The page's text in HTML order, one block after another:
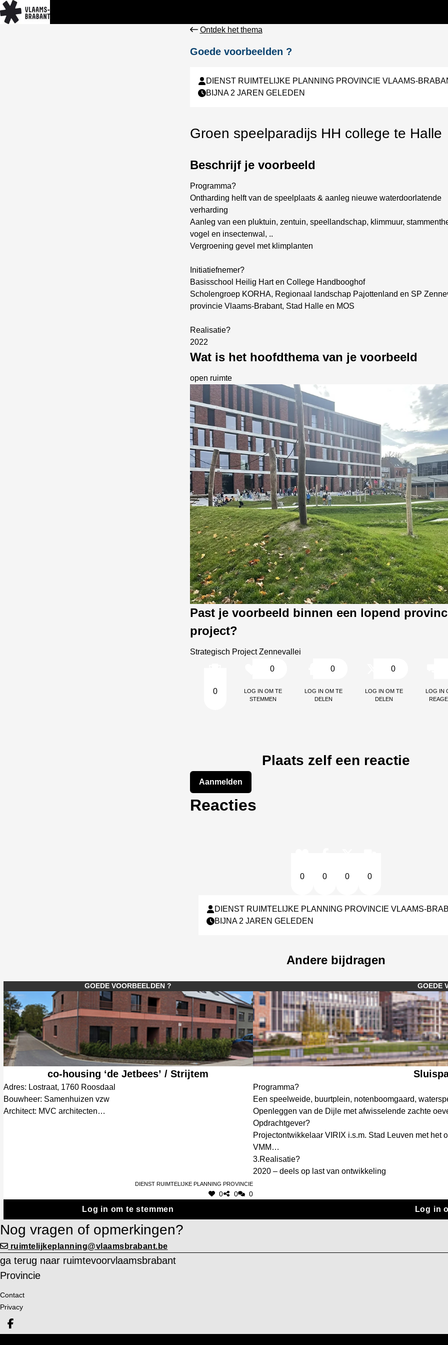
Ontdek het thema
Goede voorbeelden ?
DIENST RUIMTELIJKE PLANNING PROVINCIE VLAAMS-
BIJNA 2 JAREN GELEDEN
Groen speelparadijs HH college te Halle
Beschrijf je voorbeeld
Programma?
Ontharding helft van de speelplaats & aanleg nieuwe waterdoorlatende
verharding
Aanleg van een pluktuin, zentuin, speellandschap, klimmuur,
vogel en insectenwal, ..
Vergroening gevel met klimplanten
Initiatiefnemer?
Basisschool Heilig Hart en College Handbooghof
Scholengroep KORHA, Regionaal landschap Pajottenland en SP
provincie Vlaams-Brabant, Stad Halle en MOS
Realisatie?
2022
Wat is het hoofdthema van je voorbeeld
open ruimte
Past je voorbeeld binnen een lopend
project?
Strategisch Project Zennevallei
0
0
Log in om te
stemmen
0
Log in om te
delen
0
Log in om te
delen
Log in
Plaats zelf een reactie
Aanmelden
Reacties
0 0 0 0
DIENST RUIMTELIJKE PLANNING PROVINCIE VLAAMS-
BIJNA 2 JAREN GELEDEN
Andere bijdragen
GOEDE VOORBEELDEN ?
co-housing ‘de Jetbees’ / Strijtem
Adres: Lostraat, 1760 Roosdaal
Bouwheer: Samenhuizen vzw
Architect: MVC architecten
Dienst Ruimtelijke Planning Provincie
0 0 0
Log in om te stemmen
GOEDE
Programma?
Een speelweide, buurtplein, notenboomgaard,
Openleggen van de Dijle met afwisselende zachte
Opdrachtgever?
Projectontwikkelaar VIRIX i.s.m. Stad Leuven met
VMM
3.Realisatie?
2020 – deels op last van ontwikkeling
Log in
Nog vragen of opmerkingen?
ruimtelijkeplanning@vlaamsbrabant.be
ga terug naar ruimtevoorvlaamsbrabant
Provincie
Contact
Privacy
Deel op facebook